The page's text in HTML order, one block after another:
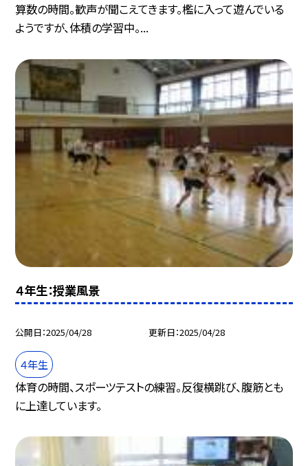
算数の時間。歓声が聞こえてきます。檻に入って遊んでいる
ようですが、体積の学習中。...
４年生：授業風景
公開日 2025/04/28 更新日 2025/04/28
４年生
体育の時間、スポーツテストの練習。反復横跳び、腹筋とも
に上達しています。